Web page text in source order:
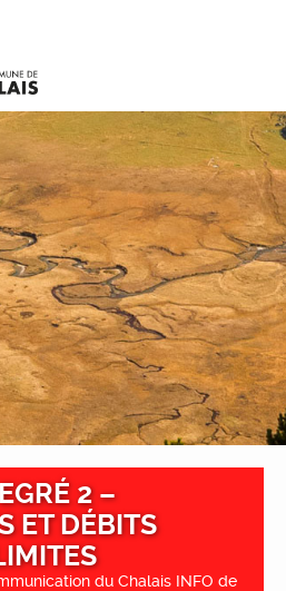
2 –
ET DÉBITS
du Chalais INFO de